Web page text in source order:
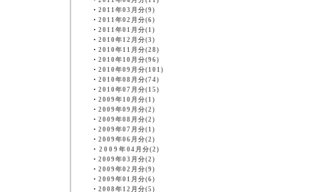
・ 2011年03月分(9)
・ 2011年02月分(6)
・ 2011年01月分(1)
・ 2010年12月分(3)
・ 2010年11月分(28)
・ 2010年10月分(96)
・ 2010年09月分(101)
・ 2010年08月分(74)
・ 2010年07月分(15)
・ 2009年10月分(1)
・ 2009年09月分(2)
・ 2009年08月分(2)
・ 2009年07月分(1)
・ 2009年06月分(2)
・ 2009年04月分(2)
・ 2009年03月分(2)
・ 2009年02月分(9)
・ 2009年01月分(6)
・ 2008年12月分(5)